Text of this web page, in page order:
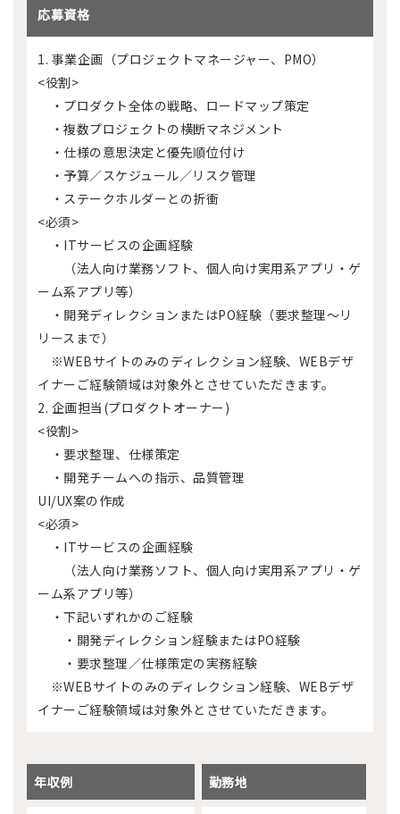
応募資格
1. 事業企画（プロジェクトマネージャー、PMO）
<役割>
・プロダクト全体の戦略、ロードマップ策定
・複数プロジェクトの横断マネジメント
・仕様の意思決定と優先順位付け
・予算／スケジュール／リスク管理
・ステークホルダーとの折衝
<必須>
・ITサービスの企画経験
（法人向け業務ソフト、個人向け実用系アプリ・ゲ
ーム系アプリ等）
・開発ディレクションまたはPO経験（要求整理～リ
リースまで）
※WEBサイトのみのディレクション経験、WEBデザ
イナーご経験領域は対象外とさせていただきます。
2. 企画担当(プロダクトオーナー)
<役割>
・要求整理、仕様策定
・開発チームへの指示、品質管理
UI/UX案の作成
<必須>
・ITサービスの企画経験
（法人向け業務ソフト、個人向け実用系アプリ・ゲ
ーム系アプリ等）
・下記いずれかのご経験
・開発ディレクション経験またはPO経験
・要求整理／仕様策定の実務経験
※WEBサイトのみのディレクション経験、WEBデザ
イナーご経験領域は対象外とさせていただきます。
年収例 勤務地